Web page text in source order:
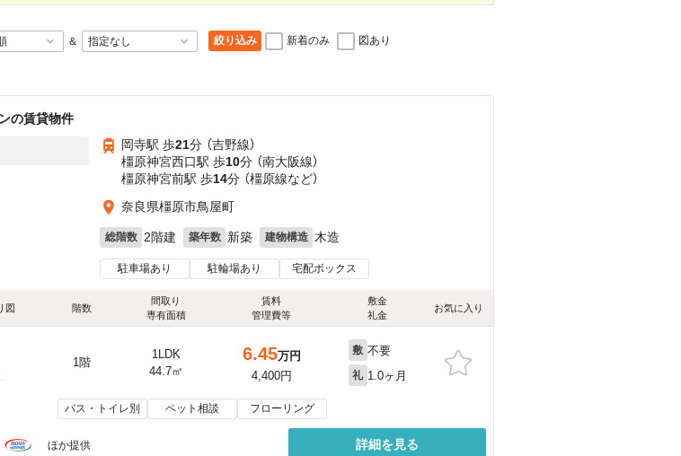
＆ 絞り込み 新着のみ 図あり
の賃貸物件
岡寺駅 歩21分 （吉野線）
橿原神宮西口駅 歩10分 （南大阪線）
橿原神宮前駅 歩14分 （橿原線など）
奈良県橿原市鳥屋町
総階数 2階建 築年数 新築 建物構造 木造
駐車場あり 駐輪場あり 宅配ボックス
図 階数
間取り
専有面積
賃料
管理費等
敷金
礼金
お気に入り
1階
1LDK
44.7㎡
6.45万円
4,400円
敷 不要
礼 1.0ヶ月
バス・トイレ別 ペット相談 フローリング
ほか提供 詳細を見る